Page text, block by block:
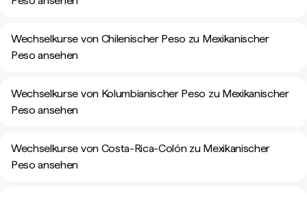
Wechselkurse von Chilenischer Peso zu Mexikanischer
Peso ansehen
Wechselkurse von Kolumbianischer Peso zu Mexikanischer
Peso ansehen
Wechselkurse von Costa-Rica-Colón zu Mexikanischer
Peso ansehen